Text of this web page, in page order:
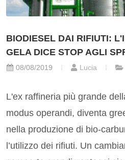
BIODIESEL DAI RIFIUTI:
GELA DICE STOP AGLI
08/08/2019 Lucia
L'ex raffineria più grande
modus operandi, diventa
nella produzione di bio-
l’utilizzo dei rifiuti. Un